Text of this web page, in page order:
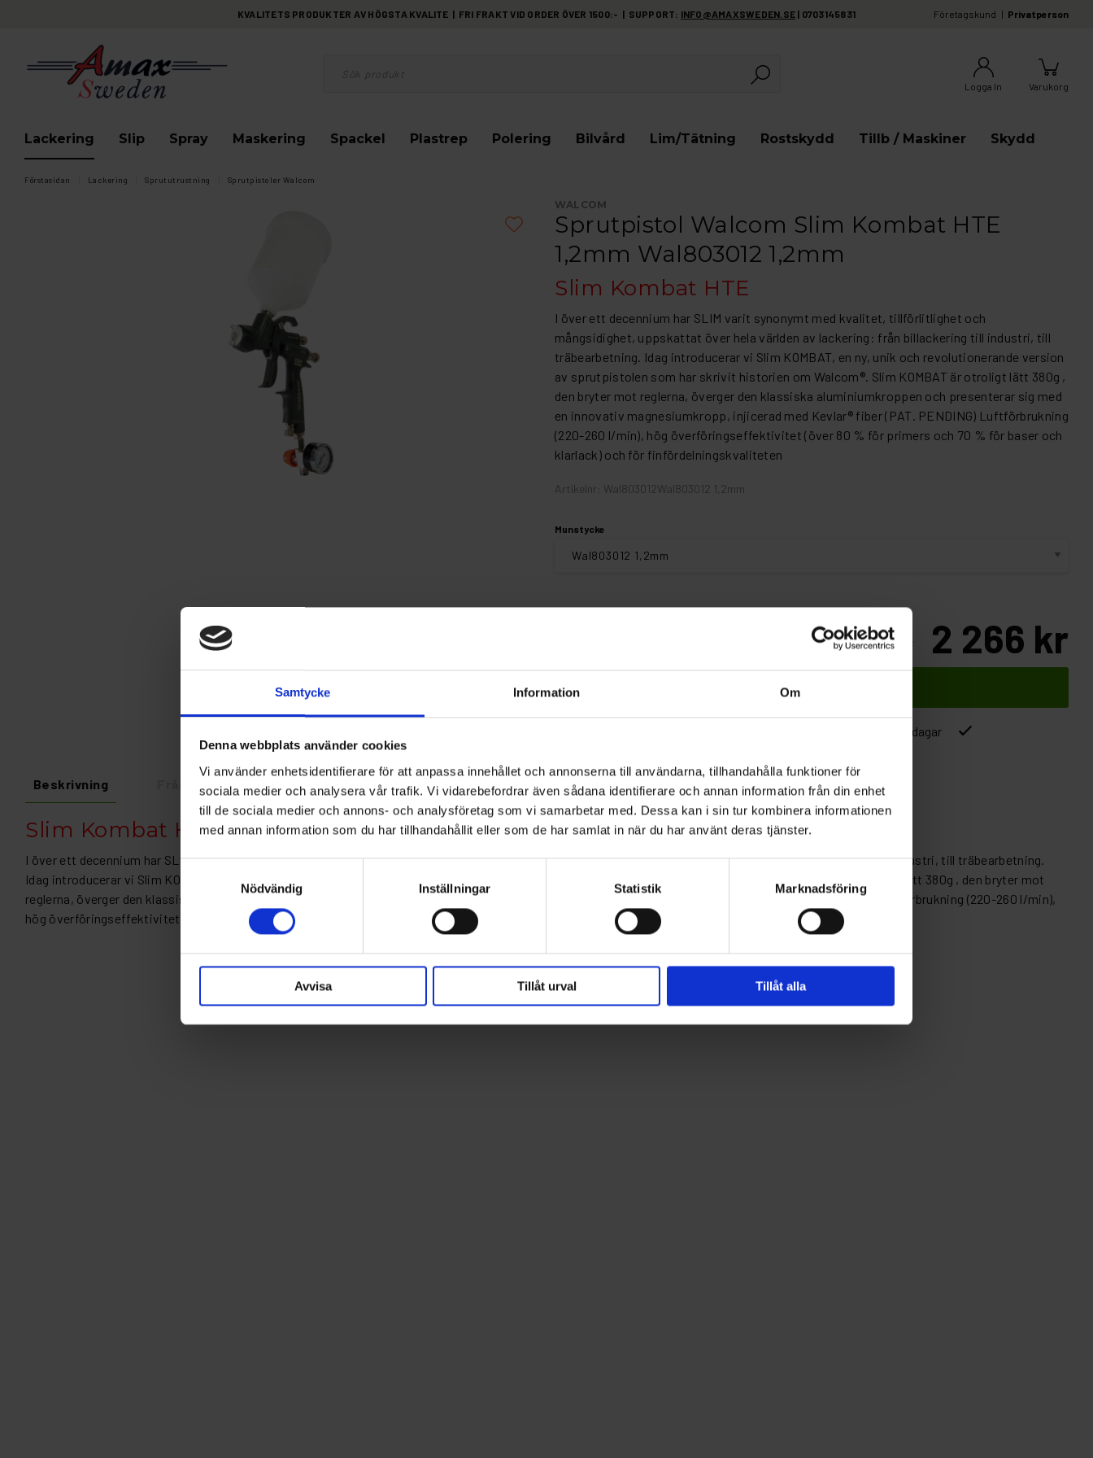
Samtycke Information Om
Denna webbplats använder cookies
Vi använder enhetsidentifierare för att anpassa innehållet och annonserna till användarna, tillhandahålla funktioner för
sociala medier och analysera vår trafik. Vi vidarebefordrar även sådana identifierare och annan information från din enhet
till de sociala medier och annons- och analysföretag som vi samarbetar med. Dessa kan i sin tur kombinera informationen
med annan information som du har tillhandahållit eller som de har samlat in när du har använt deras tjänster.
Nödvändig
Inställningar Statistik Marknadsföring
Avvisa Tillåt urval Tillåt alla
Företagskund Privatperson
KVALITETS PRODUKTER AV HÖGSTA KVALITE | FRI FRAKT VID ORDER ÖVER 1500:- | SUPPORT: INFO@AMAXSWEDEN.SE | 0703145831
Varukorg
Logga In
Lackering Slip Spray Maskering Spackel Plastrep Polering Bilvård Lim/Tätning Rostskydd Tillb / Maskiner Skydd
Förstasidan Lackering Sprututrustning Sprutpistoler Walcom
WALCOM
Sprutpistol Walcom Slim Kombat HTE
1,2mm Wal803012 1,2mm
Slim Kombat HTE
I över ett decennium har SLIM varit synonymt med kvalitet, tillförlitlighet och
mångsidighet, uppskattat över hela världen av lackering: från billackering till industri, till
träbearbetning. Idag introducerar vi Slim KOMBAT, en ny, unik och revolutionerande version
av sprutpistolen som har skrivit historien om Walcom®. Slim KOMBAT är otroligt lätt 380g ,
den bryter mot reglerna, överger den klassiska aluminiumkroppen och presenterar sig med
en innovativ magnesiumkropp, injicerad med Kevlar® fiber (PAT. PENDING) Luftförbrukning
(220-260 l/min), hög överföringseffektivitet (över 80 % för primers och 70 % för baser och
klarlack) och för finfördelningskvaliteten
Artikelnr: Wal803012Wal803012 1,2mm
Munstycke
Inkl. moms: 2 266 kr
Lägg i varukorgen
Leverans inom 1-5 dagar
Beskrivning Fråga om produkt Recensioner
Slim Kombat HTE
I över ett decennium har SLIM varit synonymt med kvalitet, tillförlitlighet och mångsidighet, uppskattat över hela världen av lackering: från billackering till industri, till träbearbetning.
Idag introducerar vi Slim KOMBAT, en ny, unik och revolutionerande version av sprutpistolen som har skrivit historien om Walcom®. Slim KOMBAT är otroligt lätt 380g , den bryter mot
reglerna, överger den klassiska aluminiumkroppen och presenterar sig med en innovativ magnesiumkropp, injicerad med Kevlar® fiber (PAT. PENDING) Luftförbrukning (220-260 l/min),
hög överföringseffektivitet (över 80 % för primers och 70 % för baser och klarlack) och för finfördelningskvaliteten